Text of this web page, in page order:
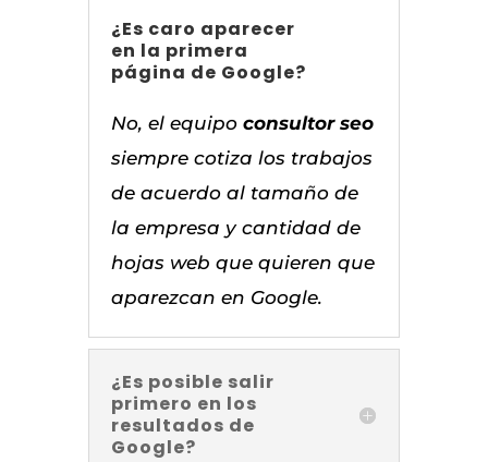
¿Es caro aparecer
en la primera
página de Google?
No, el equipo consultor seo
siempre cotiza los trabajos
de acuerdo al tamaño de
la empresa y cantidad de
hojas web que quieren que
aparezcan en Google.
¿Es posible salir
primero en los
resultados de
Google?